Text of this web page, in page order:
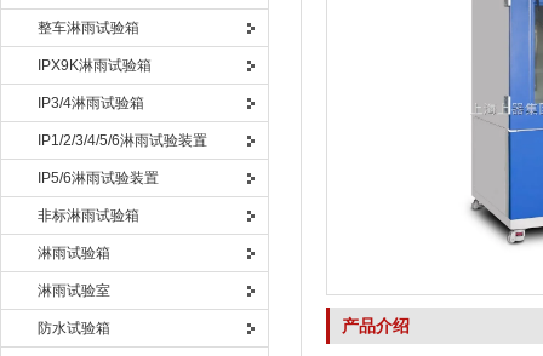
整车淋雨试验箱
IPX9K淋雨试验箱
IP3/4淋雨试验箱
IP1/2/3/4/5/6淋雨试验装置
IP5/6淋雨试验装置
非标淋雨试验箱
淋雨试验箱
淋雨试验室
防水试验箱 产品介绍